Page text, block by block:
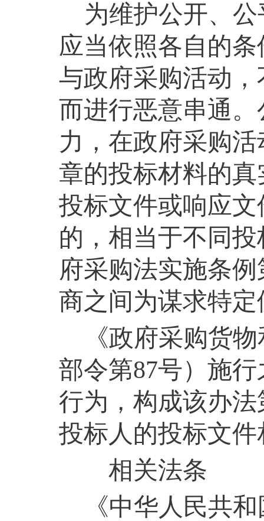
为维护公开、
应当依照各自的
与政府采购活动
而进行恶意串通
力，在政府采购
章的投标材料的
投标文件或响应
的，相当于不同
府采购法实施条
商之间为谋求特
《政府采购货
部令第87号）施
行为，构成该办
投标人的投标文
相关法条
《中华人民共